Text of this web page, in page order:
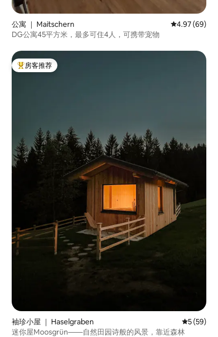
公寓 ｜ Maitschern 平均评分 4.97
4.97 (69)
DG公寓45平方米，最多可住4人，可携带宠物
热门「房客推荐」
房客推荐
袖珍小屋 ｜ Haselgraben 平均评分
5 (59)
迷你屋Moosgrün——自然田园诗般的风景，靠近森林